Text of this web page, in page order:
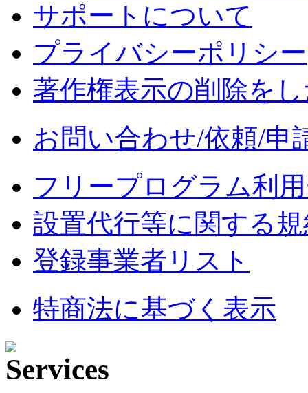
サポートについて
プライバシーポリシー
著作権表示の削除を
お問い合わせ/依頼/申
フリープログラム利
設置代行等に関する
登録事業者リスト
特商法に基づく表示